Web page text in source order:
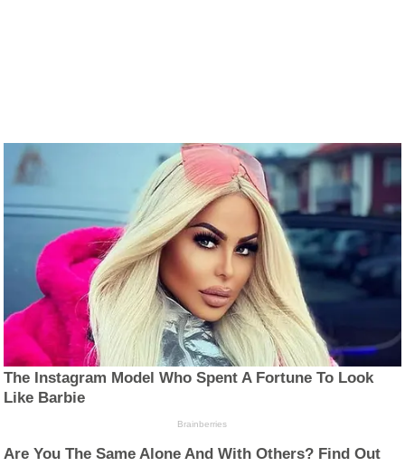
The Instagram Model Who Spent A Fortune To Look
Like Barbie
Brainberries
Are You The Same Alone And With Others? Find Out